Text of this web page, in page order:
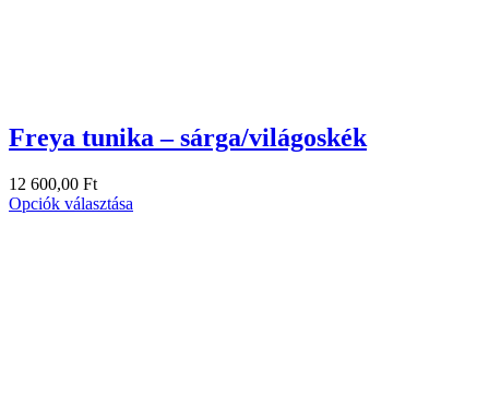
Freya tunika – sárga/világoskék
12 600,00 Ft
Opciók választása